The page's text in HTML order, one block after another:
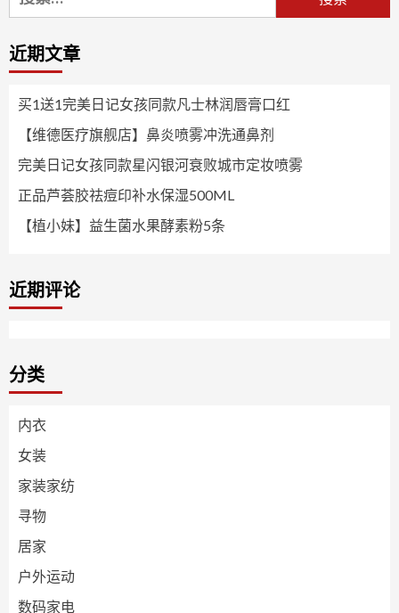
索：
近期文章
买1送1完美日记女孩同款凡士林润唇膏口红
【维德医疗旗舰店】鼻炎喷雾冲洗通鼻剂
完美日记女孩同款星闪银河衰败城市定妆喷雾
正品芦荟胶祛痘印补水保湿500ML
【植小妹】益生菌水果酵素粉5条
近期评论
分类
内衣
女装
家装家纺
寻物
居家
户外运动
数码家电